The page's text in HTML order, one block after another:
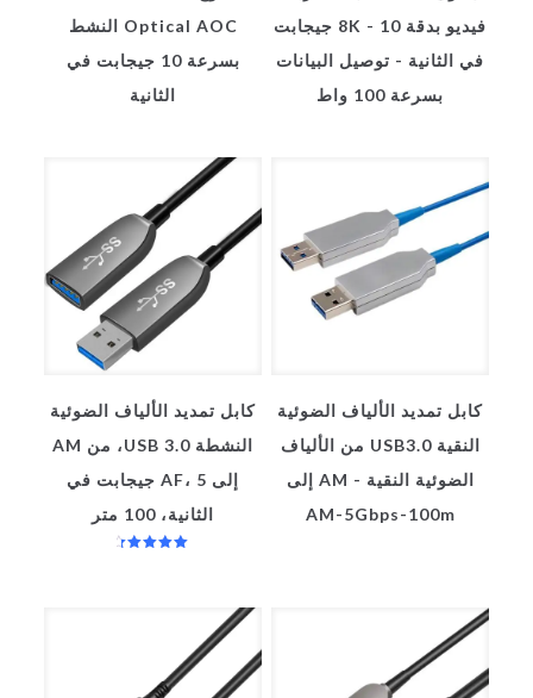
فيديو بدقة 8K - 10 جيجابت
في الثانية - توصيل البيانات
بسرعة 100 واط
Optical AOC النشط
بسرعة 10 جيجابت في
الثانية
كابل تمديد الألياف الضوئية
النقية USB3.0 من الألياف
الضوئية النقية - AM إلى
AM-5Gbps-100m
كابل تمديد الألياف الضوئية
النشطة USB 3.0، من AM
إلى AF، 5 جيجابت في
الثانية، 100 متر